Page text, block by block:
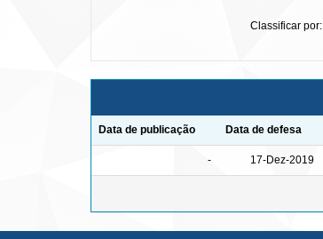
Classificar por:
Data de publicação Data de defesa
- 17-Dez-2019